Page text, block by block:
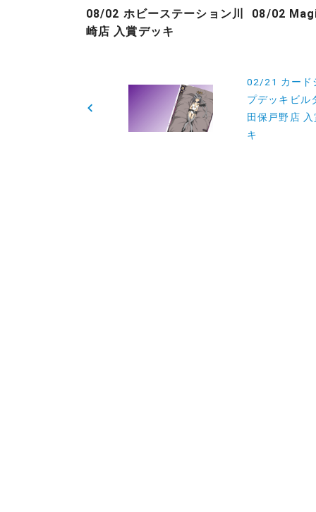
08/02 ホビーステーション川
崎店 入賞デッキ
08/02
稿
02/21 カード
プデッキビル
田保戸野店
キ